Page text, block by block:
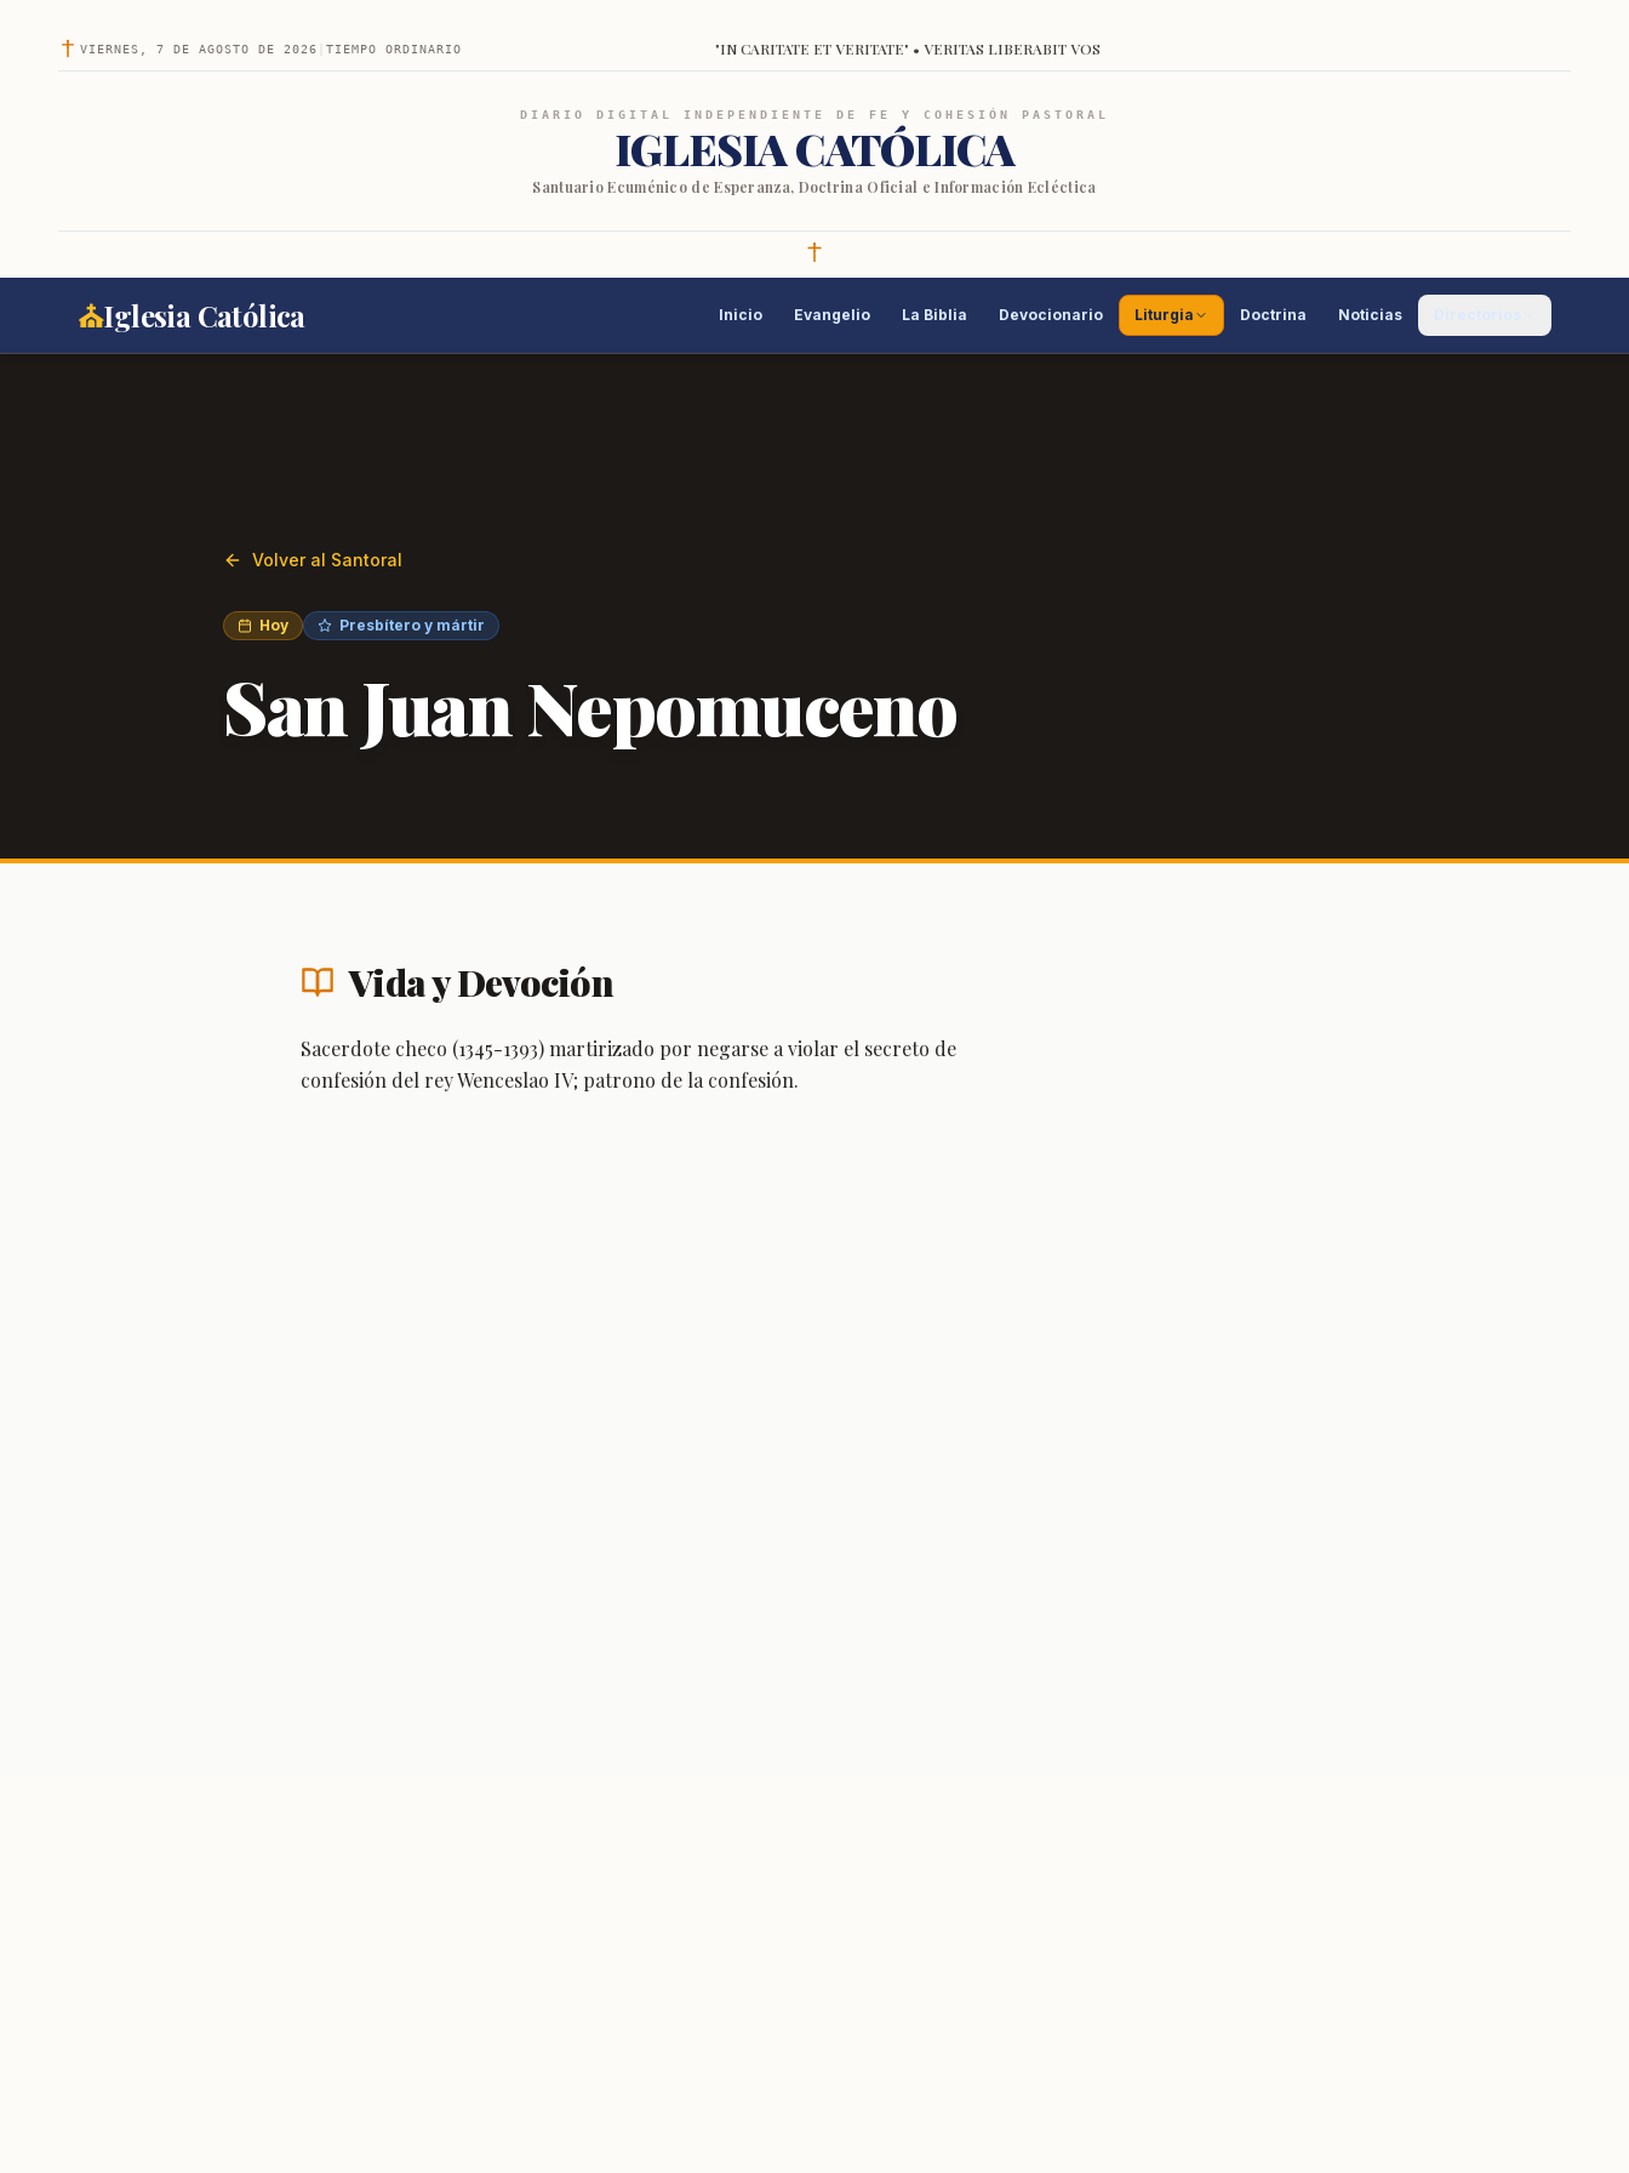
VIERNES, 7 DE AGOSTO DE 2026 TIEMPO ORDINARIO "IN CARITATE ET VERITATE" • VERITAS LIBERABIT VOS
DIARIO DIGITAL INDEPENDIENTE DE FE Y COHESIÓN PASTORAL
IGLESIA CATÓLICA
Santuario Ecuménico de Esperanza, Doctrina Oficial e Información Ecléctica
⛪Iglesia Católica Inicio Evangelio La Biblia Devocionario Liturgia Doctrina Noticias
Volver al Santoral
Hoy Presbítero y mártir
San Juan Nepomuceno
Vida y Devoción
Sacerdote checo (1345-1393) martirizado por negarse a violar el secreto de
confesión del rey Wenceslao IV; patrono de la confesión.